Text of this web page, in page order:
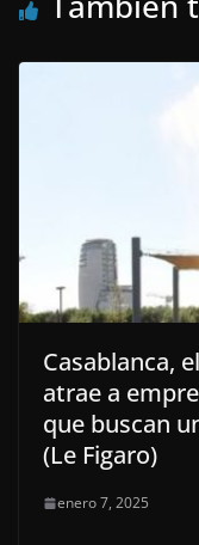
Casablanca,
atrae a
que buscan
(Le Figaro)
enero 7, 2025